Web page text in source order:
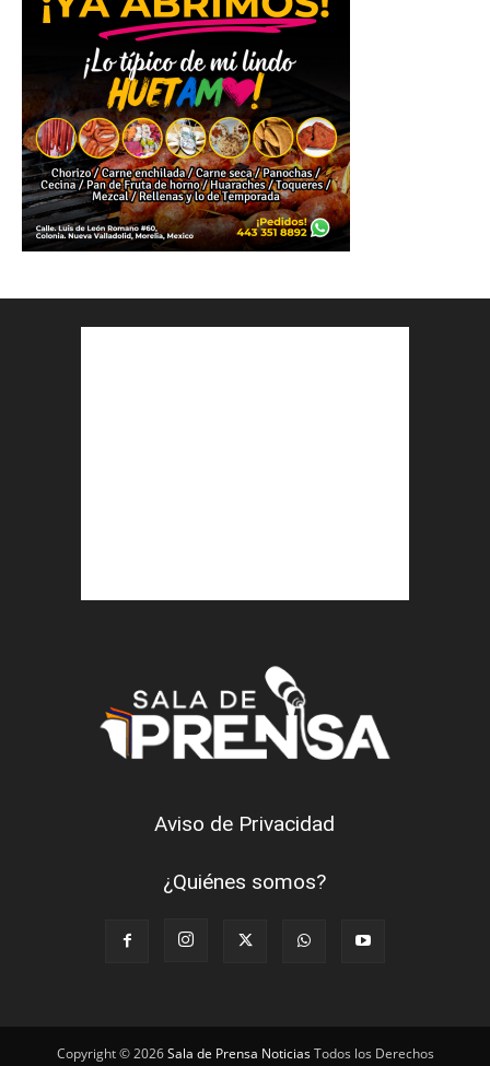
Aviso de Privacidad
¿Quiénes somos?
Copyright © 2026Sala de Prensa NoticiasTodos los Derechos